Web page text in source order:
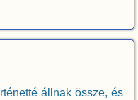
állnak össze, és